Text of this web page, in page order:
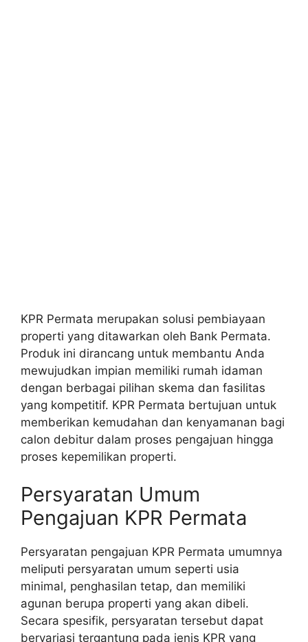
KPR Permata merupakan solusi pembiayaan
properti yang ditawarkan oleh Bank Permata.
Produk ini dirancang untuk membantu Anda
mewujudkan impian memiliki rumah idaman
dengan berbagai pilihan skema dan fasilitas
yang kompetitif. KPR Permata bertujuan untuk
memberikan kemudahan dan kenyamanan bagi
calon debitur dalam proses pengajuan hingga
proses kepemilikan properti.
Persyaratan Umum
Pengajuan KPR Permata
Persyaratan pengajuan KPR Permata umumnya
meliputi persyaratan umum seperti usia
minimal, penghasilan tetap, dan memiliki
agunan berupa properti yang akan dibeli.
Secara spesifik, persyaratan tersebut dapat
bervariasi tergantung pada jenis KPR yang